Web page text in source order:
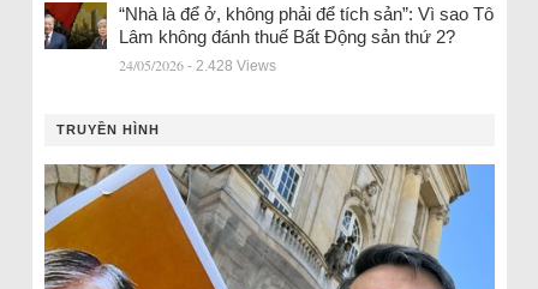
“Nhà là để ở, không phải để tích sản”: Vì sao Tô
Lâm không đánh thuế Bất Động sản thứ 2?
24/05/2026 - 2.428 Views
TRUYỀN HÌNH